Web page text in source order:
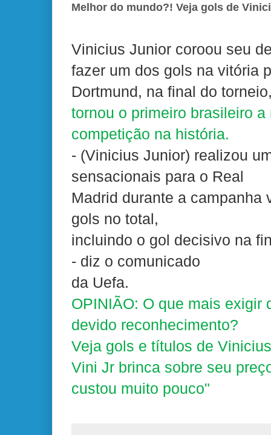
Melhor do mundo?! Veja gols de
Vinicius Junior coroou seu
fazer um dos gols na vitória
Dortmund, na final do
tornou o primeiro brasileiro
competição na história.
- (Vinicius Junior) realizou
sensacionais para o Real
Madrid durante a
gols no total,
incluindo o gol decisivo na
- diz o comunicado
da Uefa.
OPINIÃO: O que mais exigir
devido reconhecimento?
Veja gols e títulos de
Vini Jr brinca sobre seu
custou muito pouco"